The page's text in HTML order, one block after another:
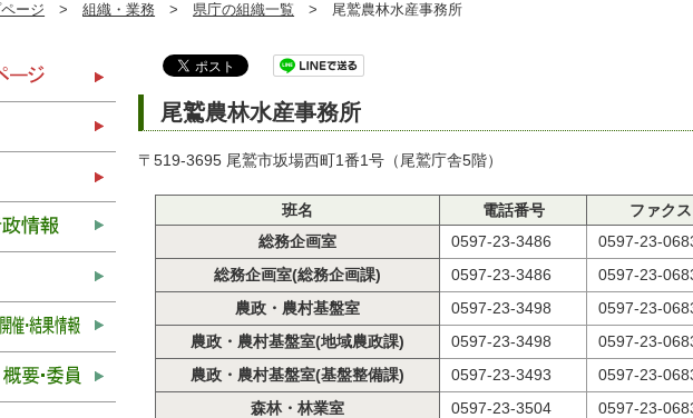
ージ > 組織・業務 > 県庁の組織一覧 > 尾鷲農林水産事務所
尾鷲農林水産事務所
〒519-3695 尾鷲市坂場西町1番1号（尾鷲庁舎5階）
班名 電話番号 ファクス
総務企画室
0597-23-3486 0597-23-
総務企画室(総務企画課)
0597-23-3486 0597-23-
農政・農村基盤室
0597-23-3498 0597-23-
農政・農村基盤室(地域農政課)
0597-23-3498 0597-23-
農政・農村基盤室(基盤整備課)
0597-23-3493 0597-23-
森林・林業室
0597-23-3504 0597-23-